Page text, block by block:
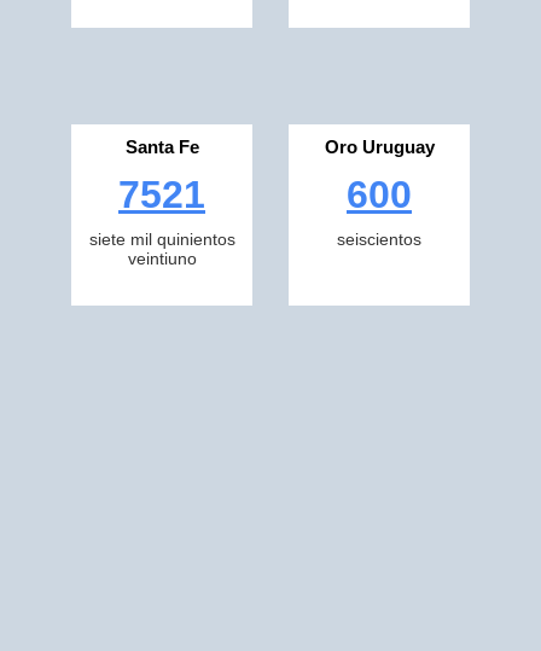
Santa Fe
7521
siete mil quinientos
veintiuno
Oro Uruguay
600
seiscientos